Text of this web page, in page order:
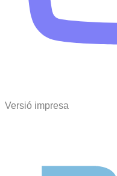
Versió impresa